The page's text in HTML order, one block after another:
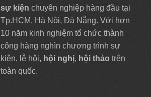
sự kiện chuyên nghiệp hàng đầu tại
Tp.HCM, Hà Nội, Đà Nẵng. Với hơn
10 năm kinh nghiệm tổ chức thành
công hàng nghìn chương trình sự
kiện, lễ hội, hội nghị, hội thảo trên
toàn quốc.